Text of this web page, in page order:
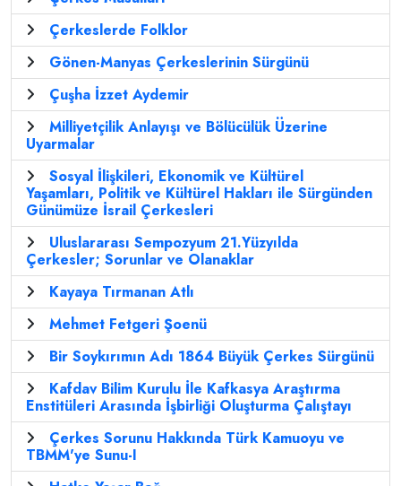
Çerkeslerde Folklor
Gönen-Manyas Çerkeslerinin Sürgünü
Çuşha İzzet Aydemir
Milliyetçilik Anlayışı ve Bölücülük Üzerine
Uyarmalar
Sosyal İlişkileri, Ekonomik ve Kültürel
Yaşamları, Politik ve Kültürel Hakları ile Sürgünden
Günümüze İsrail Çerkesleri
Uluslararası Sempozyum 21.Yüzyılda
Çerkesler; Sorunlar ve Olanaklar
Kayaya Tırmanan Atlı
Mehmet Fetgeri Şoenü
Bir Soykırımın Adı 1864 Büyük Çerkes Sürgünü
Kafdav Bilim Kurulu İle Kafkasya Araştırma
Enstitüleri Arasında İşbirliği Oluşturma Çalıştayı
Çerkes Sorunu Hakkında Türk Kamuoyu ve
TBMM'ye Sunu-I